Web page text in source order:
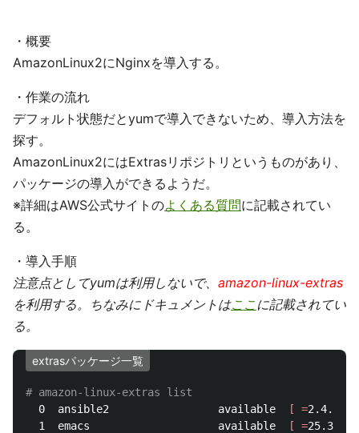
・概要
AmazonLinux2にNginxを導入する。
・作業の流れ
デフォルト状態だとyumで導入できないため、導入方法を
探す。
AmazonLinux2にはExtrasリポジトリというものがあり、
パッケージの導入ができるようだ。
※詳細はAWS公式サイトのよくある質問に記載されてい
る。
・導入手順
注意点としてyumは利用しないで、 amazon-linux-extras
を利用する。ちなみにドキュメントはここ に記載されてい
る。
extrasパッケージ一覧
# amazon-linux-extras list
  0  ansible2                 available
[ =2.4.2
  1  emacs                    available
[ =25.3